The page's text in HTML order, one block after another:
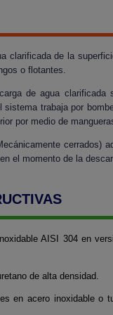
clarificada de la
o flotantes.
de agua
trabaja por
por medio de
cerrados)
el momento de la
AISI 304 en
de alta densidad.
en acero inoxidable o